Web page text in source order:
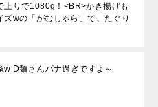
上りで1080g！<BR>かき揚げも
ズwの「がむしゃら」で、たぐり
w D麺さんパナ過ぎですよ～